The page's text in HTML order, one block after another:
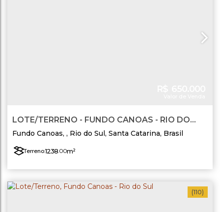
LOTE/TERRENO - FUNDO CANOAS - RIO DO
SUL
Fundo Canoas , Rio do Sul, Santa Catarina, Brasil
Terreno:1238.00m²
(110)